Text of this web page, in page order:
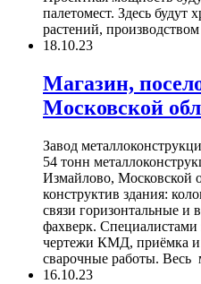
палетомест. Здесь будут
растений,
18.10.23
Магазин,
Московской
Завод
54 тонн
Измайлово, Московской
конструктив здания:
связи горизонтальные и
фахверк. Специалистами
чертежи КМД, приёмка и
сварочные работы. Весь
16.10.23